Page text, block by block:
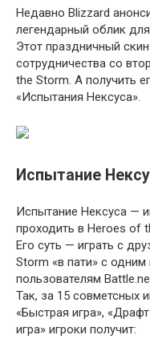
Недавно Blizzard
легендарный облик
Этот праздничный
сотрудничества со
the Storm. А получить
«Испытания Нексуса».
Испытание
Испытание Нексуса —
проходить в Heroes of
Его суть — играть с
Storm «в пати» с
пользователям
Так, за 15 совметсных
«Быстрая игра»,
игра» игроки получит: